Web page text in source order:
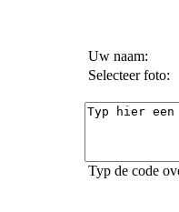
Uw naam:
Selecteer foto:
Typ de code